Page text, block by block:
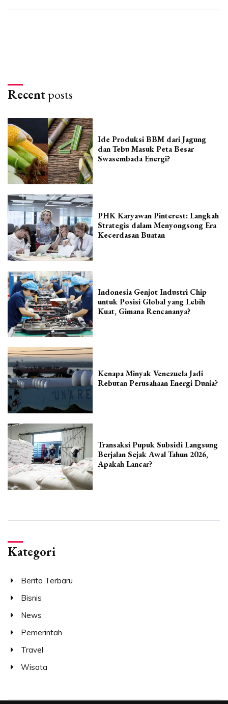
Recentposts
Ide Produksi BBM dari Jagung
dan Tebu Masuk Peta Besar
Swasembada Energi?
PHK Karyawan Pinterest: Langkah
Strategis dalam Menyongsong Era
Kecerdasan Buatan
Indonesia Genjot Industri Chip
untuk Posisi Global yang Lebih
Kuat, Gimana Rencananya?
Kenapa Minyak Venezuela Jadi
Rebutan Perusahaan Energi Dunia?
Transaksi Pupuk Subsidi Langsung
Berjalan Sejak Awal Tahun 2026,
Apakah Lancar?
Kategori
Berita Terbaru
Bisnis
News
Pemerintah
Travel
Wisata